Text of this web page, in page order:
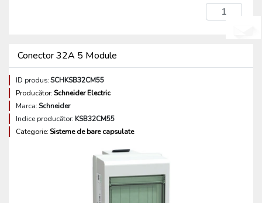
Conector 32A 5 Module
ID produs:SCHKSB32CM55
Producător:Schneider Electric
Marca:Schneider
Indice producător:KSB32CM55
Categorie:Sisteme de bare capsulate